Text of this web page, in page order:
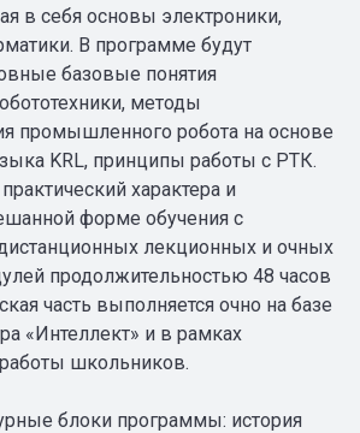
в себя основы электроники,
В программе будут
базовые понятия
методы
промышленного робота на основе
KRL, принципы работы с РТК.
характера и
форме обучения с
лекционных и очных
продолжительностью 48 часов
часть выполняется очно на базе
«Интеллект» и в рамках
школьников.
блоки программы: история